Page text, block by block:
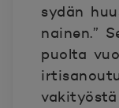
sydän
nainen.”
puolta